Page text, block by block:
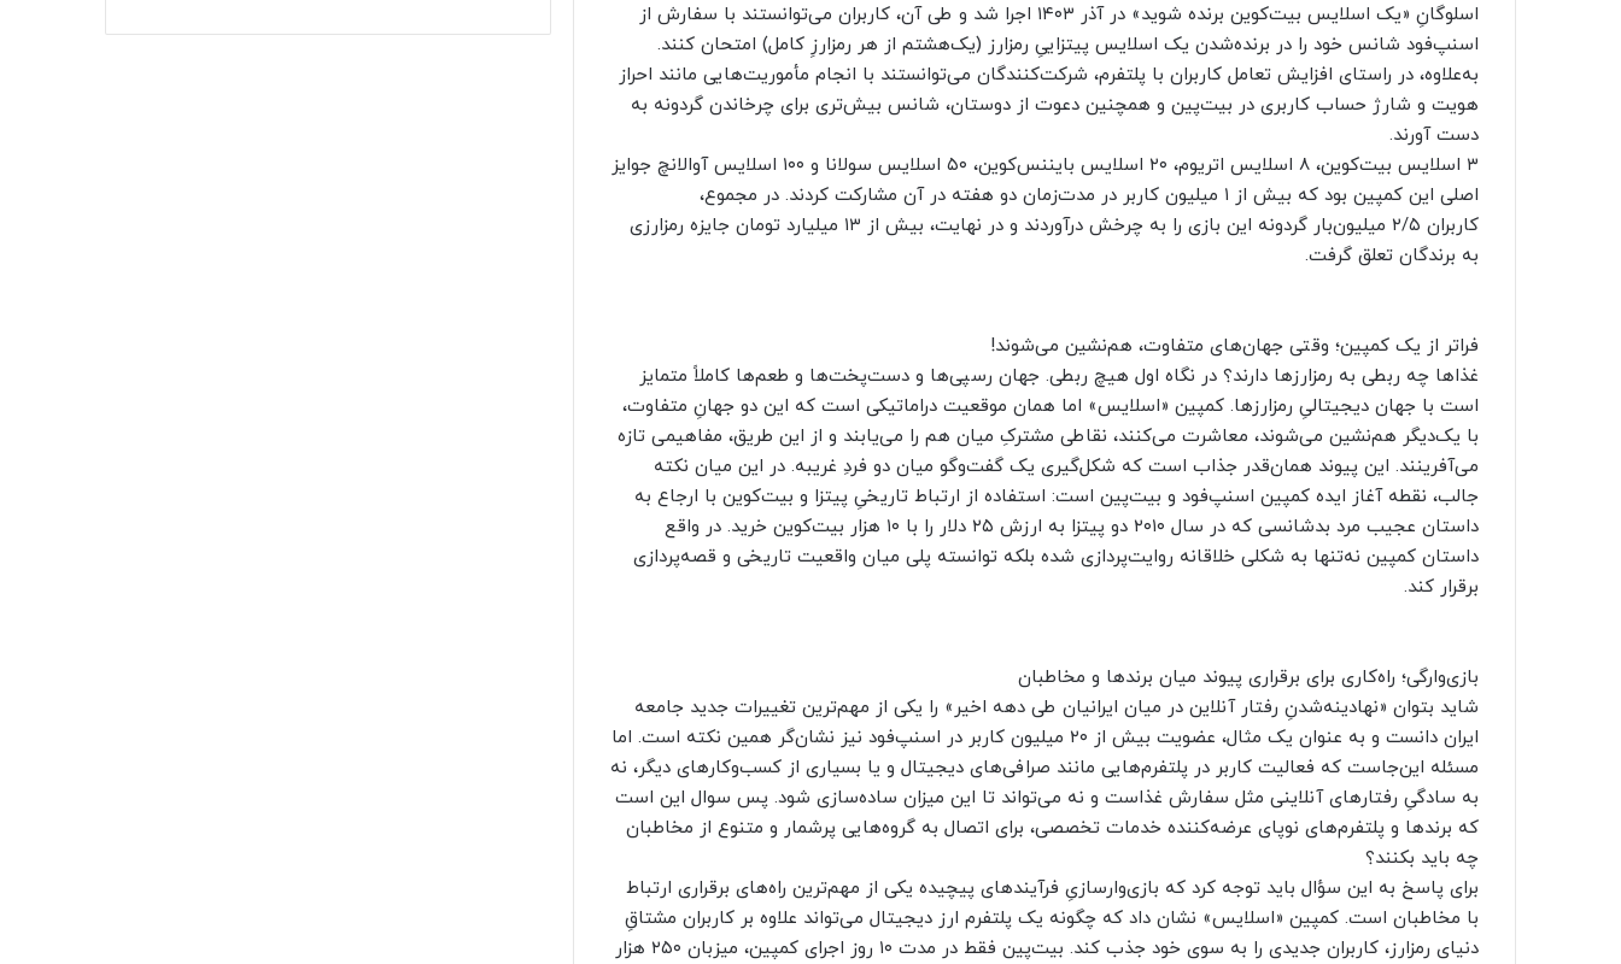
اسلوگانِ «یک اسلایس بیت‌کوین برنده شوید» در آذر ۱۴۰۳ اجرا شد و طی آن، کاربران می‌توانستند با سفارش از
اسنپ‌فود شانس خود را در برنده‌شدن یک اسلایس‌ پیتزاییِ رمزارز (یک‌هشتم از هر رمزارزِ کامل) امتحان کنند.
به‌علاوه، در راستای افزایش تعامل کاربران با پلتفرم‌، شرکت‌کنندگان می‌توانستند با انجام مأموریت‌هایی مانند احراز
هویت و شارژ حساب کاربری در بیت‌پین و همچنین دعوت از دوستان، شانس بیش‌تری برای چرخاندن گردونه به
دست آورند.
۳ اسلایس بیت‌کوین، ۸ اسلایس اتریوم، ۲۰ اسلایس بایننس‌کوین، ۵۰ اسلایس سولانا و ۱۰۰ اسلایس آوالانچ جوایز
اصلی این کمپین بود که بیش از ۱ میلیون کاربر در مدت‌زمان دو هفته در آن مشارکت کردند. در مجموع،
کاربران ۲/۵ میلیون‌بار گردونه این بازی را به چرخش درآوردند و در نهایت، بیش از ۱۳ میلیارد تومان جایزه رمزارزی
به برندگان تعلق گرفت.
فراتر از یک کمپین؛ وقتی جهان‌های متفاوت، هم‌نشین می‌شوند!
غذاها چه ربطی به رمزارزها دارند؟ در نگاه اول هیچ ربطی. جهان رسپی‌ها و دست‌پخت‌ها و طعم‌ها کاملاً متمایز
است با جهان دیجیتالیِ رمزارزها. کمپین «اسلایس» اما همان موقعیت دراماتیکی‌ است که این دو جهانِ متفاوت،
با یک‌دیگر هم‌نشین می‌شوند، معاشرت می‌کنند، نقاطی مشترکِ میان هم را می‌یابند و از این طریق، مفاهیمی تازه
می‌آفرینند. این پیوند همان‌قدر جذاب است که شکل‌گیری یک گفت‌وگو میان دو فردِ غریبه. در این میان نکته
جالب، نقطه آغاز ایده کمپین اسنپ‌فود و بیت‌پین است: استفاده از ارتباط تاریخیِ پیتزا و بیت‌کوین با ارجاع به
داستان عجیب مرد بدشانسی که در سال ۲۰۱۰ دو پیتزا به ارزش ۲۵ دلار را با ۱۰ هزار بیت‌کوین خرید. در واقع
داستان کمپین نه‌تنها به شکلی خلاقانه روایت‌پردازی شده بلکه توانسته پلی میان واقعیت تاریخی و قصه‌پردازی
برقرار کند.
بازی‌وارگی؛ راه‌کاری برای برقراری پیوند میان برندها و مخاطبان
شاید بتوان «نهادینه‌شدنِ رفتار آنلاین در میان ایرانیان طی دهه اخیر» را یکی از مهم‌ترین تغییرات جدید جامعه
ایران دانست و به عنوان یک مثال، عضویت بیش از ۲۰ میلیون کاربر در اسنپ‌فود نیز نشان‌گر همین نکته است. اما
مسئله این‌جاست که فعالیت کاربر در پلتفرم‌هایی مانند صرافی‌های دیجیتال و یا بسیاری از کسب‌وکارهای دیگر، نه
به سادگیِ رفتارهای آنلاینی مثل سفارش غذاست و نه می‌تواند تا این میزان ساده‌سازی شود. پس سوال این‌ است
که برندها و پلتفرم‌های نوپای عرضه‌کننده خدمات تخصصی، برای اتصال به گروه‌هایی پرشمار و متنوع از مخاطبان
چه باید بکنند؟
برای پاسخ به این سؤال باید توجه کرد که بازی‌وارسازیِ فرآیندهای پیچیده یکی از مهم‌ترین راه‌های برقراری ارتباط
با مخاطبان است. کمپین «اسلایس» نشان داد که چگونه یک پلتفرم ارز دیجیتال می‌تواند علاوه بر کاربران مشتاقِ
دنیای رمزارز، کاربران جدیدی را به سوی خود جذب کند. بیت‌پین فقط در مدت ۱۰ روز اجرای کمپین، میزبان ۲۵۰ هزار